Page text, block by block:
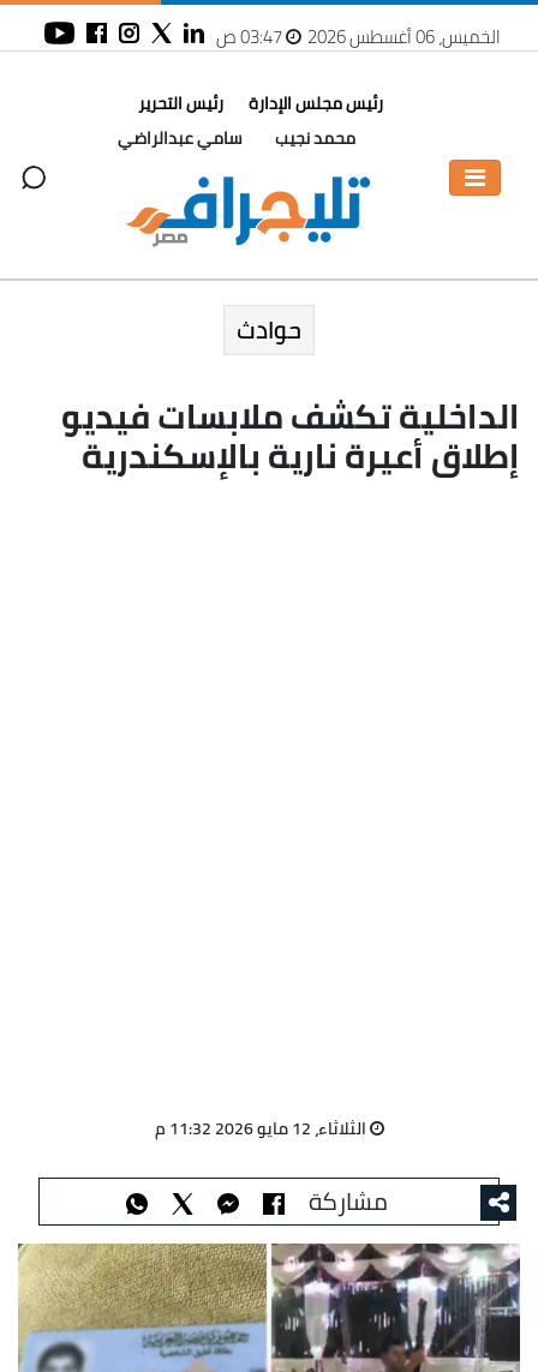
الخميس، 06 أغسطس 2026 03:47 ص
رئيس مجلس الإدارة
محمد نجيب
رئيس التحرير
سامي عبدالراضي
حوادث
الداخلية تكشف ملابسات فيديو
إطلاق أعيرة نارية بالإسكندرية
الثلاثاء، 12 مايو 2026 11:32 م
مشاركة